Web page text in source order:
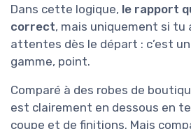
Dans cette logique, le rapport
correct, mais uniquement si tu
attentes dès le départ : c’est
gamme, point.
Comparé à des robes de
est clairement en dessous en
coupe et de finitions. Mais